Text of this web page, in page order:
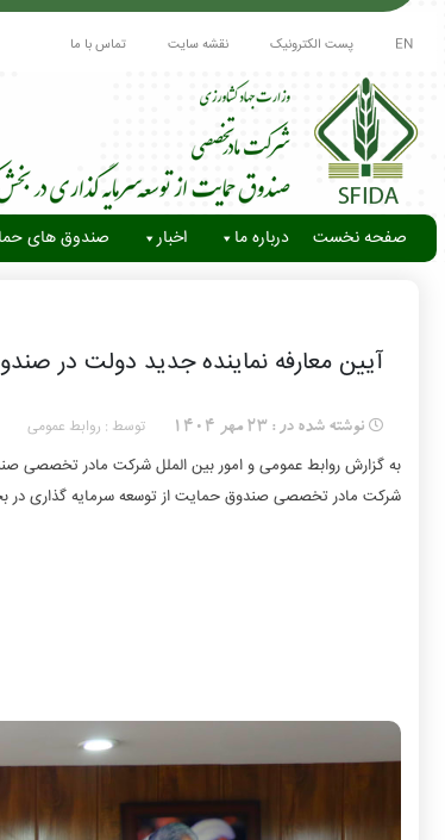
EN پست الکترونیک نقشه سایت تماس با ما
صفحه نخست درباره ما اخبار صندوق های
آیین معارفه نماینده جدید دولت در
نوشته شده در : 23 مهر 1404 توسط : روابط عمومی
به گزارش روابط عمومی و امور بین الملل شرکت مادر تخصصی
شرکت مادر تخصصی صندوق حمایت از توسعه سرمایه گذاری در